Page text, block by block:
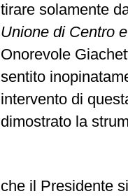
tirare solamente
Unione di Centro
Onorevole
sentito
intervento di
dimostrato la
che il Presidente